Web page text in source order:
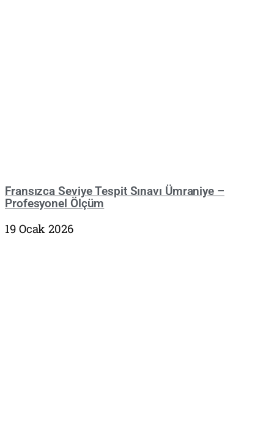
Fransızca Seviye Tespit Sınavı Ümraniye –
Profesyonel Ölçüm
19 Ocak 2026